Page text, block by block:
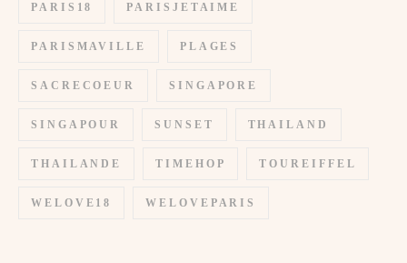
PARIS18 PARISJETAIME
PARISMAVILLE PLAGES
SACRECOEUR SINGAPORE
SINGAPOUR SUNSET THAILAND
THAILANDE TIMEHOP TOUREIFFEL
WELOVE18 WELOVEPARIS